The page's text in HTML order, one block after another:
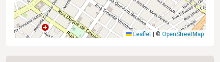
Leaflet | © OpenStreetMap